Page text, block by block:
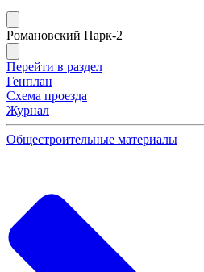
Романовский Парк-2
Перейти в раздел
Генплан
Схема проезда
Журнал
Общестроительные материалы